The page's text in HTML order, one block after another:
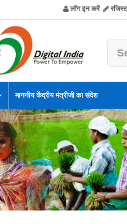
लॉग इन करें
माननीय केंद्रीय मंत्रीजी का संदेश